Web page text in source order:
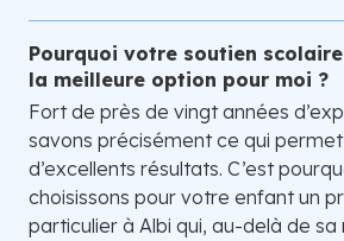
Pourquoi votre soutien
la meilleure option pour moi ?
Fort de près de vingt années
savons précisément ce qui permet
d’excellents résultats. C’est
choisissons pour votre enfant un
particulier à Albi qui, au-delà de